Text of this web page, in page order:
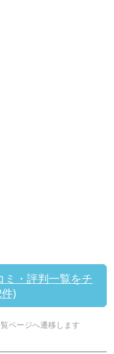
・評判一覧をチ
)
ページへ遷移します